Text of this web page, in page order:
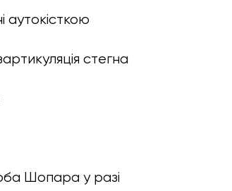
аутокісткою
стегна
Шопара у разі